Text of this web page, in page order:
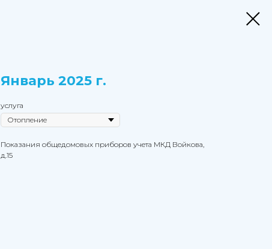
Январь 2025 г.
услуга
Показания общедомовых приборов учета МКД Войкова,
д.15